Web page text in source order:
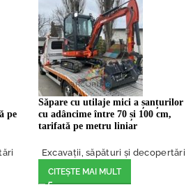
pe
Săpare cu utilaje mici a șanțurilor
cu adâncime între 70 și 100 cm,
tarifată pe metru liniar
Excavații, săpături și decopertări
CITEȘTE MAI MULT